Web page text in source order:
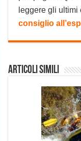
leggere gli
consiglio
Articoli Simili